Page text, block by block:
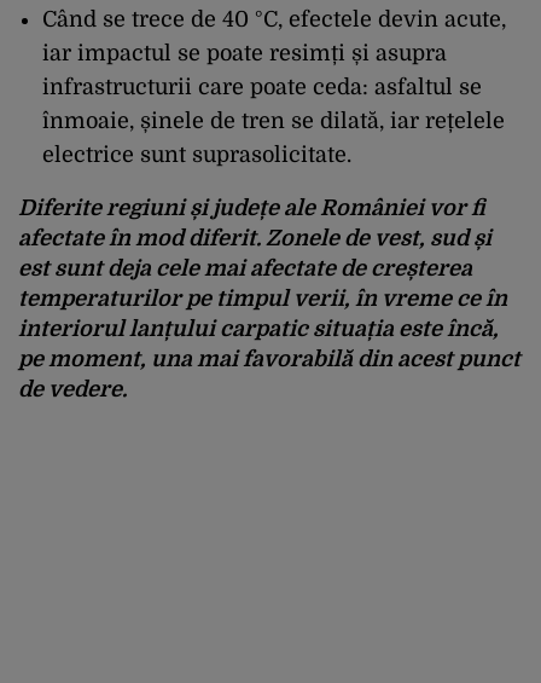
Când se trece de 40 °C, efectele devin acute,
iar impactul se poate resimți și asupra
infrastructurii care poate ceda: asfaltul se
înmoaie, șinele de tren se dilată, iar rețelele
electrice sunt suprasolicitate.
Diferite regiuni și județe ale României vor fi
afectate în mod diferit. Zonele de vest, sud și
est sunt deja cele mai afectate de creșterea
temperaturilor pe timpul verii, în vreme ce în
interiorul lanțului carpatic situația este încă,
pe moment, una mai favorabilă din acest punct
de vedere.